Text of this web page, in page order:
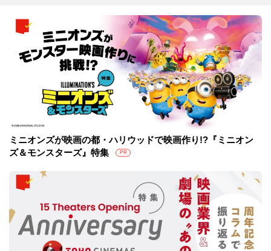
ミニオンズが映画の都・ハリウッドで映画作り!?『ミニオン
ズ＆モンスターズ』特集
PR